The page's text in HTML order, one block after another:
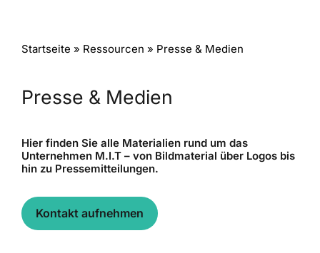
Startseite » Ressourcen » Presse & Medien
Presse & Medien
Hier finden Sie alle Materialien rund um das
Unternehmen M.I.T – von Bildmaterial über Logos bis
hin zu Pressemitteilungen.
Kontakt aufnehmen